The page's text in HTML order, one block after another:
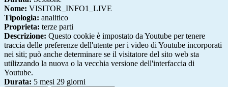
Nome: VISITOR_INFO1_LIVE
Tipologia: analitico
Proprieta: terze parti
Descrizione: Questo cookie è impostato da Youtube per tenere
traccia delle preferenze dell'utente per i video di Youtube incorporati
nei siti; può anche determinare se il visitatore del sito web sta
utilizzando la nuova o la vecchia versione dell'interfaccia di
Youtube.
Durata: 5 mesi 29 giorni